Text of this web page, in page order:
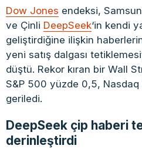
Dow Jones endeksi,
ve Çinli DeepSeek‘in kendi
geliştirdiğine ilişkin
yeni satış dalgası
düştü. Rekor kıran bir Wall
S&P 500 yüzde 0,5,
geriledi.
DeepSeek çip haberi
derinleştirdi